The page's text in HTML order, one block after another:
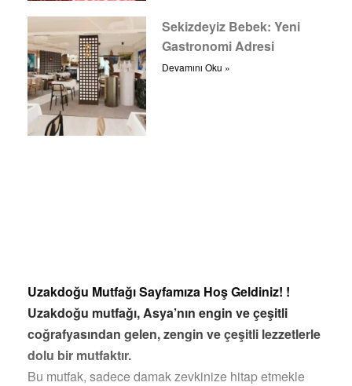
Sekizdeyiz Bebek: Yeni
Gastronomi Adresi
Devamını Oku »
Uzakdoğu Mutfağı Sayfamıza Hoş Geldiniz! !
Uzakdoğu mutfağı, Asya’nın engin ve çeşitli
coğrafyasından gelen, zengin ve çeşitli lezzetlerle
dolu bir mutfaktır.
Bu mutfak, sadece damak zevkinize hitap etmekle